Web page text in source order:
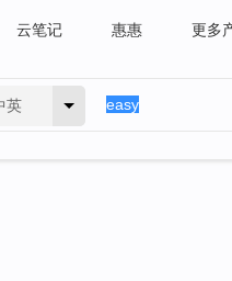
云笔记 惠惠 更多
英